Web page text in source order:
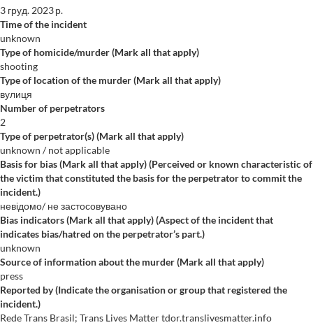
3 груд. 2023 р.
Time of the incident
unknown
Type of homicide/murder (Mark all that apply)
shooting
Type of location of the murder (Mark all that apply)
вулиця
Number of perpetrators
2
Type of perpetrator(s) (Mark all that apply)
unknown / not applicable
Basis for bias (Mark all that apply) (Perceived or known characteristic of
the victim that constituted the basis for the perpetrator to commit the
incident.)
невідомо/ не застосовувано
Bias indicators (Mark all that apply) (Aspect of the incident that
indicates bias/hatred on the perpetrator’s part.)
unknown
Source of information about the murder (Mark all that apply)
press
Reported by (Indicate the organisation or group that registered the
incident.)
Rede Trans Brasil; Trans Lives Matter tdor.translivesmatter.info